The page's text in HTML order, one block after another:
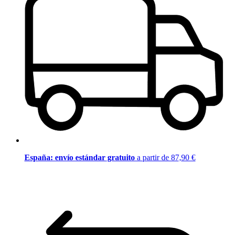
España: envío estándar gratuito a partir de 87,90 €